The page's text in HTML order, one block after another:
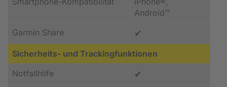
Android™
Garmin Share
✔
Sicherheits- und Trackingfunktionen
Notfallhilfe
✔